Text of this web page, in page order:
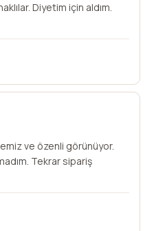
Diyetim için aldım.
ve özenli görünüyor.
Tekrar sipariş